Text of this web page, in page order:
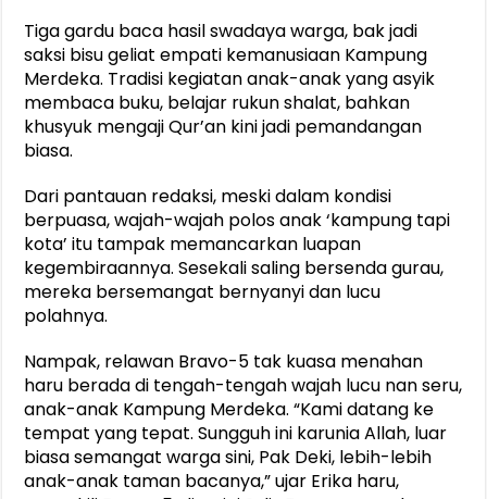
Tiga gardu baca hasil swadaya warga, bak jadi
saksi bisu geliat empati kemanusiaan Kampung
Merdeka. Tradisi kegiatan anak-anak yang asyik
membaca buku, belajar rukun shalat, bahkan
khusyuk mengaji Qur’an kini jadi pemandangan
biasa.
Dari pantauan redaksi, meski dalam kondisi
berpuasa, wajah-wajah polos anak ‘kampung tapi
kota’ itu tampak memancarkan luapan
kegembiraannya. Sesekali saling bersenda gurau,
mereka bersemangat bernyanyi dan lucu
polahnya.
Nampak, relawan Bravo-5 tak kuasa menahan
haru berada di tengah-tengah wajah lucu nan seru,
anak-anak Kampung Merdeka. “Kami datang ke
tempat yang tepat. Sungguh ini karunia Allah, luar
biasa semangat warga sini, Pak Deki, lebih-lebih
anak-anak taman bacanya,” ujar Erika haru,